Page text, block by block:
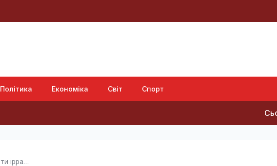
Політика Економіка Світ Спорт
Сьогодні
Рішення Кремля можуть бути ірраціональними: у...